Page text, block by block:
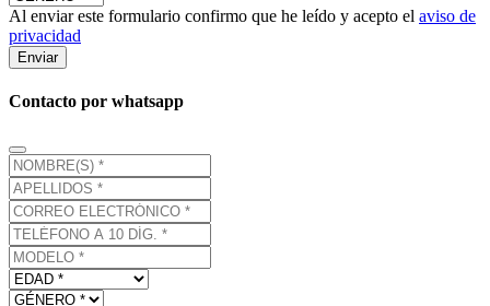
Al enviar este formulario confirmo que he leído y acepto el aviso de
privacidad
Enviar
Contacto por whatsapp